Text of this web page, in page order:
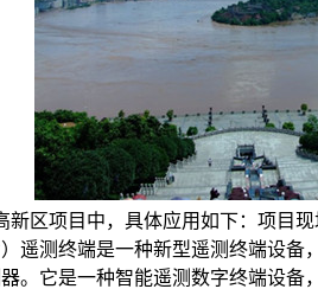
区项目中，具体应用如下： 项目现
遥测终端是一种新型遥测终端设备
。它是一种智能遥测数字终端设备